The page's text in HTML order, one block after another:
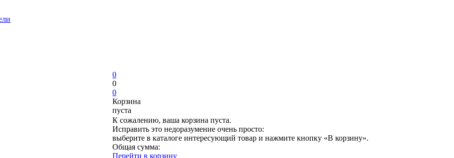
0
0
0
Корзина
пуста
К сожалению, ваша корзина пуста.
Исправить это недоразумение очень просто:
выберите в каталоге интересующий товар и нажмите кнопку «В корзину».
Общая сумма:
Перейти в корзину